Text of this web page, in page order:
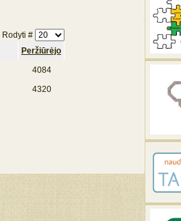
Rodyti #
Peržiūrėjo
4084
4320